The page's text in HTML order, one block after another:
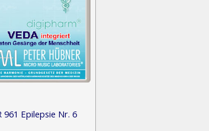
961 Epilepsie Nr. 6